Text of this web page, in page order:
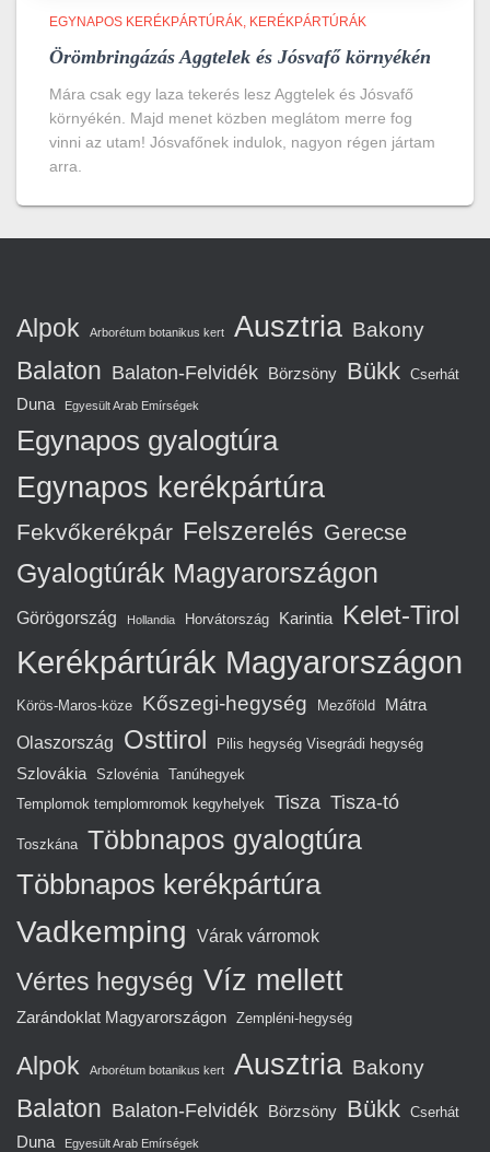
EGYNAPOS KERÉKPÁRTÚRÁK KERÉKPÁRTÚRÁK
Örömbringázás Aggtelek és Jósvafő környékén
Mára csak egy laza tekerés lesz Aggtelek és Jósvafő
környékén. Majd menet közben meglátom merre fog
vinni az utam! Jósvafőnek indulok, nagyon régen jártam
arra.
Alpok Arborétum botanikus kert Ausztria Bakony
Balaton Balaton-Felvidék Börzsöny Bükk Cserhát
Duna Egyesült Arab Emírségek
Egynapos gyalogtúra
Egynapos kerékpártúra
Fekvőkerékpár Felszerelés Gerecse
Gyalogtúrák Magyarországon
Görögország Hollandia Horvátország Karintia Kelet-Tirol
Kerékpártúrák Magyarországon
Körös-Maros-köze Kőszegi-hegység Mezőföld Mátra
Olaszország Osttirol Pilis hegység Visegrádi hegység
Szlovákia Szlovénia Tanúhegyek
Templomok templomromok kegyhelyek Tisza Tisza-tó
Toszkána Többnapos gyalogtúra
Többnapos kerékpártúra
Vadkemping Várak várromok
Vértes hegység Víz mellett
Zarándoklat Magyarországon Zempléni-hegység
Alpok Arborétum botanikus kert Ausztria Bakony
Balaton Balaton-Felvidék Börzsöny Bükk Cserhát
Duna Egyesült Arab Emírségek